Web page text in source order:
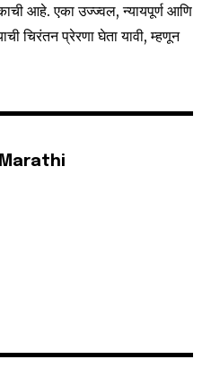
आहे. एका उज्ज्वल, न्यायपूर्ण आणि
चिरंतन प्रेरणा घेता यावी, म्हणून
Marathi